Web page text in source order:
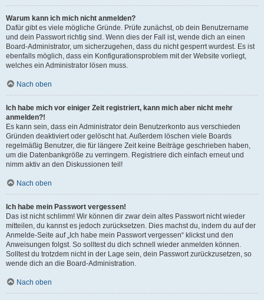
Warum kann ich mich nicht anmelden?
Dafür gibt es viele mögliche Gründe. Prüfe zunächst, ob dein Benutzername
und dein Passwort richtig sind. Wenn dies der Fall ist, wende dich an einen
Board-Administrator, um sicherzugehen, dass du nicht gesperrt wurdest. Es ist
ebenfalls möglich, dass ein Konfigurationsproblem mit der Website vorliegt,
welches ein Administrator lösen muss.
Nach oben
Ich habe mich vor einiger Zeit registriert, kann mich aber nicht mehr
anmelden?!
Es kann sein, dass ein Administrator dein Benutzerkonto aus verschieden
Gründen deaktiviert oder gelöscht hat. Außerdem löschen viele Boards
regelmäßig Benutzer, die für längere Zeit keine Beiträge geschrieben haben,
um die Datenbankgröße zu verringern. Registriere dich einfach erneut und
nimm aktiv an den Diskussionen teil!
Nach oben
Ich habe mein Passwort vergessen!
Das ist nicht schlimm! Wir können dir zwar dein altes Passwort nicht wieder
mitteilen, du kannst es jedoch zurücksetzen. Dies machst du, indem du auf der
Anmelde-Seite auf „Ich habe mein Passwort vergessen“ klickst und den
Anweisungen folgst. So solltest du dich schnell wieder anmelden können.
Solltest du trotzdem nicht in der Lage sein, dein Passwort zurückzusetzen, so
wende dich an die Board-Administration.
Nach oben